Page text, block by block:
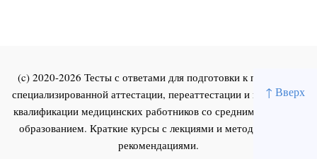
↑ Вверх
(c) 2020-2026 Тесты с ответами для подготовки к первичной
специализированной аттестации, переаттестации и повышения
квалификации медицинских работников со средним и высшим
образованием. Краткие курсы с лекциями и методическими
рекомендациями.